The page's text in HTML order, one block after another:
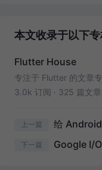
本文收录于以下
Flutter House
3.0k 订阅 · 325 篇文章
上一篇
下一篇 Google I/